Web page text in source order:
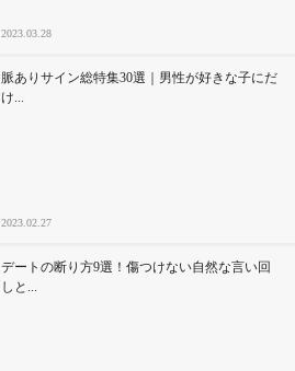
2023.03.28
脈ありサイン総特集30選｜男性が好きな子にだ
け...
2023.02.27
デートの断り方9選！傷つけない自然な言い回
しと...